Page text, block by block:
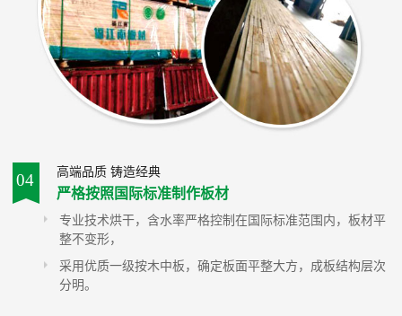
04 高端品质 铸造经典
严格按照国际标准制作板材
专业技术烘干，含水率严格控制在国际标准范围内，板材平
整不变形，
采用优质一级按木中板，确定板面平整大方，成板结构层次
分明。